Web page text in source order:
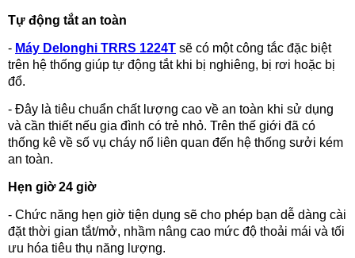
Tự động tắt an toàn
- Máy Delonghi TRRS 1224T sẽ có một công tắc đặc biệt
trên hệ thống giúp tự động tắt khi bị nghiêng, bị rơi hoặc bị
đổ.
- Đây là tiêu chuẩn chất lượng cao về an toàn khi sử dụng
và cần thiết nếu gia đình có trẻ nhỏ. Trên thế giới đã có
thống kê về số vụ cháy nổ liên quan đến hệ thống sưởi kém
an toàn.
Hẹn giờ 24 giờ
- Chức năng hẹn giờ tiện dụng sẽ cho phép bạn dễ dàng cài
đặt thời gian tắt/mở, nhầm nâng cao mức độ thoải mái và tối
ưu hóa tiêu thụ năng lượng.